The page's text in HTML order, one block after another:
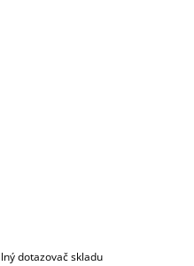
dotazovač skladu